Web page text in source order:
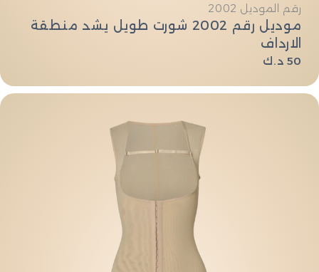
النوع:
رقم الموديل 2002
موديل رقم 2002 شورت طويل يشد منطقة
الارداف
السعر
50 د.ك